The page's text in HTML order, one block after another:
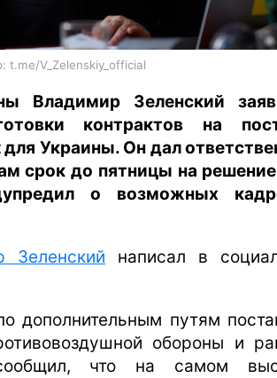
t.me/V_Zelenskiy_official
Владимир Зеленский
контрактов на
Украины. Он дал
срок до пятницы на решение
о возможных
Зеленский написал в
дополнительным путям
обороны и
что на самом